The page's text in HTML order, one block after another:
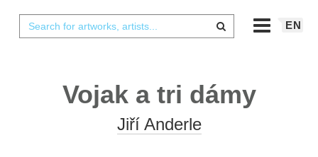
EN
Vojak a tri dámy
Jiří Anderle